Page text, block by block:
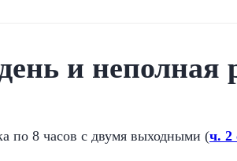
и неполная
по 8 часов с двумя выходными (ч. 2